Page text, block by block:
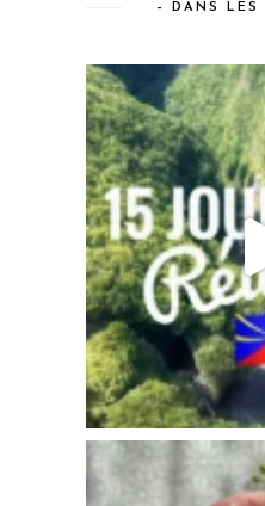
– DANS LES